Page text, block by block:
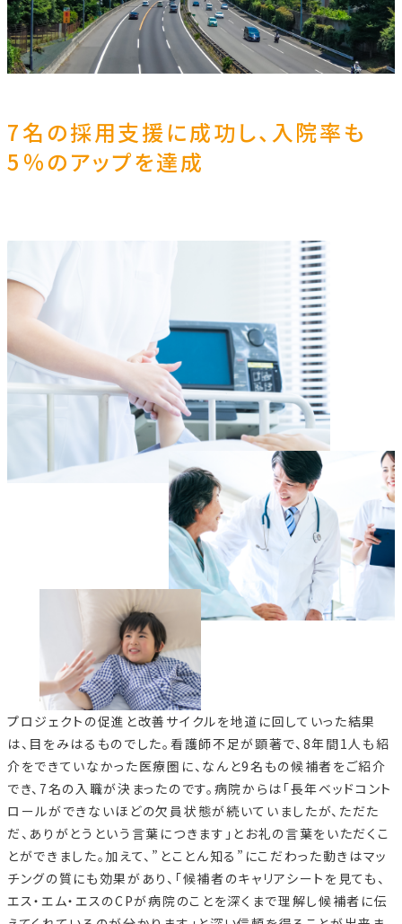
7名の採用支援に成功し、入院率も
5％のアップを達成
プロジェクトの促進と改善サイクルを地道に回していった結果
は、目をみはるものでした。看護師不足が顕著で、8年間1人も紹
介をできていなかった医療圏に、なんと9名もの候補者をご紹介
でき、7名の入職が決まったのです。病院からは「長年ベッドコント
ロールができないほどの欠員状態が続いていましたが、ただた
だ、ありがとうという言葉につきます」とお礼の言葉をいただくこ
とができました。加えて、”とことん知る”にこだわった動きはマッ
チングの質にも効果があり、「候補者のキャリアシートを見ても、
エス・エム・エスのCPが病院のことを深くまで理解し候補者に伝